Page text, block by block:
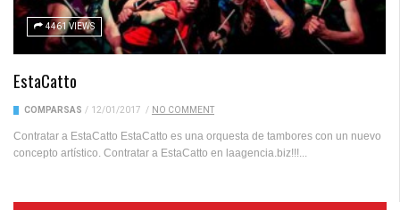
4461 VIEWS
EstaCatto
COMPARSAS / 12/01/2017 / NO COMMENT
Contratar a EstaCatto EstaCatto es una orquesta de tambores con un nuevo
concepto artístico. Contratar a EstaCatto en laagencia.biz!!!...